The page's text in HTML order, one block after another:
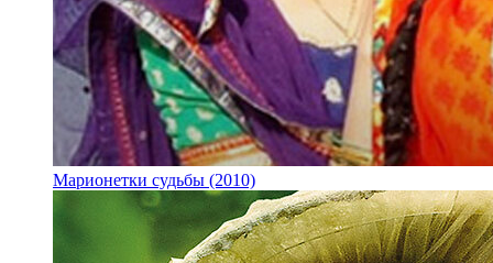
Марионетки судьбы (2010)